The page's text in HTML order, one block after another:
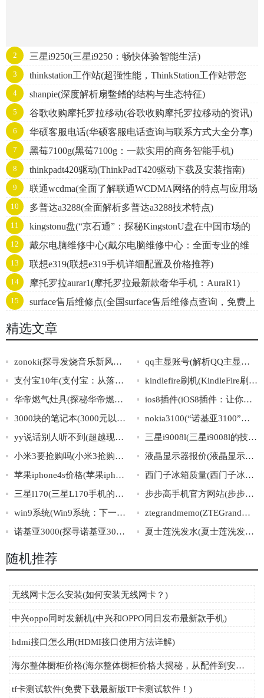
2 三星i9250(三星i9250：畅快体验智能生活)
3
thinkstation工作站(超强性能，ThinkStation工作站带您
飞！)
4 shanpie(深度解析扇鳖鳍的结构与生态特征)
5 谷歌收购摩托罗拉移动(谷歌收购摩托罗拉移动的资讯)
6 华硕客服电话(华硕客服电话查询与联系方式大全分享)
7 黑莓7100g(黑莓7100g：一款实用的商务智能手机)
8 thinkpadt420驱动(ThinkPadT420驱动下载及安装指南)
9
联通wcdma(全面了解联通WCDMA网络的特点与应用场
景)
10 多普达a3288(全面解析多普达a3288技术特点)
11
kingstonu盘(“京石通”：探秘KingstonU盘在中国市场的
战略发展之路)
12
戴尔电脑维修中心(戴尔电脑维修中心：全面专业的维
修服务)
13 联想e319(联想e319手机详细配置及价格推荐)
14 摩托罗拉aurar1(摩托罗拉最新款奢华手机：AuraR1)
15
surface售后维修点(全国surface售后维修点查询，免费上
门维修服务！)
精选文章
zonoki(探寻发烧音乐新风向：zonoki带你享受高保真无线音质)
qq主显账号(解析QQ主显账号：使用方法、安全性与注意事项)
支付宝10年(支付宝：从落地生根到全球扬名的十年华章)
kindlefire刷机(KindleFire刷机攻略大全)
华帝燃气灶具(探秘华帝燃气灶背后的创新之路)
ios8插件(iOS8插件：让你的iPhone更加强大)
3000块的笔记本(3000元以下性价比最高的笔记本推荐)
nokia3100(“诺基亚3100”：一款经典的老式手机)
yy说话别人听不到(超越现实，YY世界里的交流之道)
三星i9008l(三星i9008l的技术规格和特点简介)
小米3要抢购吗(小米3抢购必备攻略，不容错过！)
液晶显示器报价(液晶显示器最新价格表)
苹果iphone4s价格(苹果iphone4s现在多少钱？)
西门子冰箱质量(西门子冰箱质量怎么样？)
三星l170(三星L170手机的特点及使用方法详解)
步步高手机官方网站(步步高手机官方网站：专注打造更好的移动体验)
win9系统(Win9系统：下一代操作系统即将来临)
ztegrandmemo(ZTEGrandMemo：突破大屏手机的极致体验！)
诺基亚3000(探寻诺基亚3000的前世今生)
夏士莲洗发水(夏士莲洗发水：让头发健康无忧的选择)
随机推荐
无线网卡怎么安装(如何安装无线网卡？)
中兴oppo同时发新机(中兴和OPPO同日发布最新款手机)
hdmi接口怎么用(HDMI接口使用方法详解)
海尔整体橱柜价格(海尔整体橱柜价格大揭秘，从配件到安装都在这里！)
tf卡测试软件(免费下载最新版TF卡测试软件！)